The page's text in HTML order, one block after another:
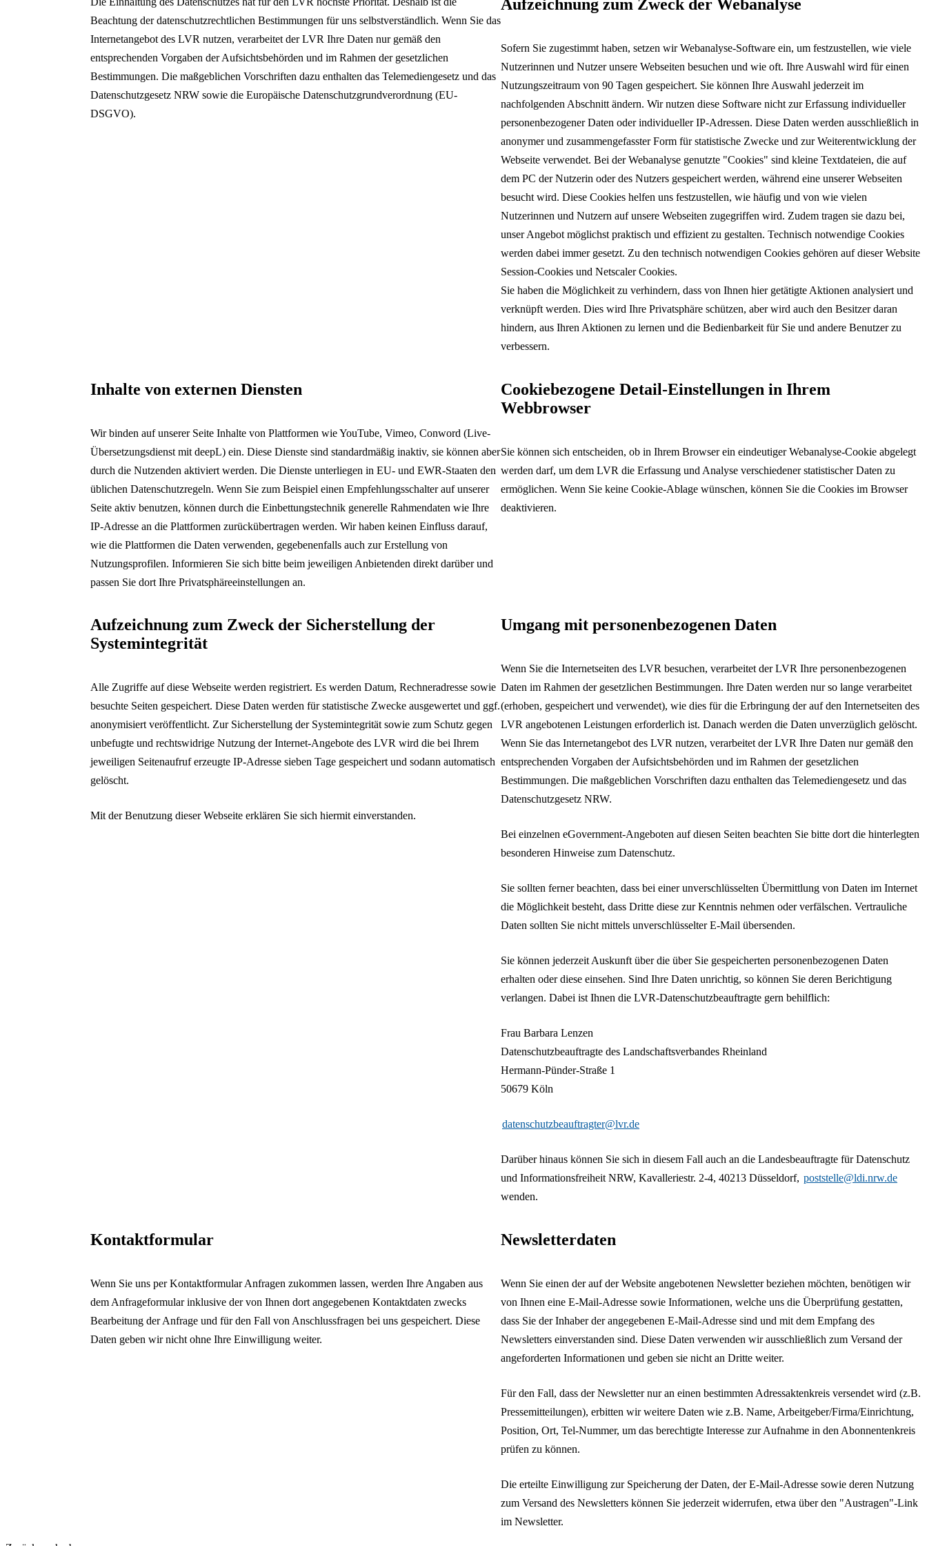
Tickets
Beachtung der datenschutzrechtlichen Bestimmungen für uns selbstverständlich. Wenn Sie das
Internetangebot des LVR nutzen, verarbeitet der LVR Ihre Daten nur gemäß den
entsprechenden Vorgaben der Aufsichtsbehörden und im Rahmen der gesetzlichen
Bestimmungen. Die maßgeblichen Vorschriften dazu enthalten das Telemediengesetz und das
Datenschutzgesetz NRW sowie die Europäische Datenschutzgrundverordnung (EU-
DSGVO).
Aufzeichnung zum Zweck der Webanalyse
Sofern Sie zugestimmt haben, setzen wir Webanalyse-Software ein, um festzustellen, wie viele
Nutzerinnen und Nutzer unsere Webseiten besuchen und wie oft. Ihre Auswahl wird für einen
Nutzungszeitraum von 90 Tagen gespeichert. Sie können Ihre Auswahl jederzeit im
nachfolgenden Abschnitt ändern. Wir nutzen diese Software nicht zur Erfassung individueller
personenbezogener Daten oder individueller IP-Adressen. Diese Daten werden ausschließlich in
anonymer und zusammengefasster Form für statistische Zwecke und zur Weiterentwicklung der
Webseite verwendet. Bei der Webanalyse genutzte "Cookies" sind kleine Textdateien, die auf
dem PC der Nutzerin oder des Nutzers gespeichert werden, während eine unserer Webseiten
besucht wird. Diese Cookies helfen uns festzustellen, wie häufig und von wie vielen
Nutzerinnen und Nutzern auf unsere Webseiten zugegriffen wird. Zudem tragen sie dazu bei,
unser Angebot möglichst praktisch und effizient zu gestalten. Technisch notwendige Cookies
werden dabei immer gesetzt. Zu den technisch notwendigen Cookies gehören auf dieser Website
Session-Cookies und Netscaler Cookies.
Sie haben die Möglichkeit zu verhindern, dass von Ihnen hier getätigte Aktionen analysiert und
verknüpft werden. Dies wird Ihre Privatsphäre schützen, aber wird auch den Besitzer daran
hindern, aus Ihren Aktionen zu lernen und die Bedienbarkeit für Sie und andere Benutzer zu
verbessern.
Inhalte von externen Diensten
Wir binden auf unserer Seite Inhalte von Plattformen wie YouTube, Vimeo, Conword (Live-
Übersetzungsdienst mit deepL) ein. Diese Dienste sind standardmäßig inaktiv, sie können aber
durch die Nutzenden aktiviert werden. Die Dienste unterliegen in EU- und EWR-Staaten den
üblichen Datenschutzregeln. Wenn Sie zum Beispiel einen Empfehlungsschalter auf unserer
Seite aktiv benutzen, können durch die Einbettungstechnik generelle Rahmendaten wie Ihre
IP-Adresse an die Plattformen zurückübertragen werden. Wir haben keinen Einfluss darauf,
wie die Plattformen die Daten verwenden, gegebenenfalls auch zur Erstellung von
Nutzungsprofilen. Informieren Sie sich bitte beim jeweiligen Anbietenden direkt darüber und
passen Sie dort Ihre Privatsphäreeinstellungen an.
Cookiebezogene Detail-Einstellungen in Ihrem
Webbrowser
Sie können sich entscheiden, ob in Ihrem Browser ein eindeutiger Webanalyse-Cookie abgelegt
werden darf, um dem LVR die Erfassung und Analyse verschiedener statistischer Daten zu
ermöglichen. Wenn Sie keine Cookie-Ablage wünschen, können Sie die Cookies im Browser
deaktivieren.
Aufzeichnung zum Zweck der Sicherstellung der
Systemintegrität
Alle Zugriffe auf diese Webseite werden registriert. Es werden Datum, Rechneradresse sowie
besuchte Seiten gespeichert. Diese Daten werden für statistische Zwecke ausgewertet und ggf.
anonymisiert veröffentlicht. Zur Sicherstellung der Systemintegrität sowie zum Schutz gegen
unbefugte und rechtswidrige Nutzung der Internet-Angebote des LVR wird die bei Ihrem
jeweiligen Seitenaufruf erzeugte IP-Adresse sieben Tage gespeichert und sodann automatisch
gelöscht.
Mit der Benutzung dieser Webseite erklären Sie sich hiermit einverstanden.
Umgang mit personenbezogenen Daten
Wenn Sie die Internetseiten des LVR besuchen, verarbeitet der LVR Ihre personenbezogenen
Daten im Rahmen der gesetzlichen Bestimmungen. Ihre Daten werden nur so lange verarbeitet
(erhoben, gespeichert und verwendet), wie dies für die Erbringung der auf den Internetseiten des
LVR angebotenen Leistungen erforderlich ist. Danach werden die Daten unverzüglich gelöscht.
Wenn Sie das Internetangebot des LVR nutzen, verarbeitet der LVR Ihre Daten nur gemäß den
entsprechenden Vorgaben der Aufsichtsbehörden und im Rahmen der gesetzlichen
Bestimmungen. Die maßgeblichen Vorschriften dazu enthalten das Telemediengesetz und das
Datenschutzgesetz NRW.
Bei einzelnen eGovernment-Angeboten auf diesen Seiten beachten Sie bitte dort die hinterlegten
besonderen Hinweise zum Datenschutz.
Sie sollten ferner beachten, dass bei einer unverschlüsselten Übermittlung von Daten im Internet
die Möglichkeit besteht, dass Dritte diese zur Kenntnis nehmen oder verfälschen. Vertrauliche
Daten sollten Sie nicht mittels unverschlüsselter E-Mail übersenden.
Sie können jederzeit Auskunft über die über Sie gespeicherten personenbezogenen Daten
erhalten oder diese einsehen. Sind Ihre Daten unrichtig, so können Sie deren Berichtigung
verlangen. Dabei ist Ihnen die LVR-Datenschutzbeauftragte gern behilflich:
Frau Barbara Lenzen
Datenschutzbeauftragte des Landschaftsverbandes Rheinland
Hermann-Pünder-Straße 1
50679 Köln
datenschutzbeauftragter@lvr.de
Darüber hinaus können Sie sich in diesem Fall auch an die Landesbeauftragte für Datenschutz
und Informationsfreiheit NRW, Kavalleriestr. 2-4, 40213 Düsseldorf, poststelle@ldi.nrw.de
wenden.
Kontaktformular
Wenn Sie uns per Kontaktformular Anfragen zukommen lassen, werden Ihre Angaben aus
dem Anfrageformular inklusive der von Ihnen dort angegebenen Kontaktdaten zwecks
Bearbeitung der Anfrage und für den Fall von Anschlussfragen bei uns gespeichert. Diese
Daten geben wir nicht ohne Ihre Einwilligung weiter.
Newsletterdaten
Wenn Sie einen der auf der Website angebotenen Newsletter beziehen möchten, benötigen wir
von Ihnen eine E-Mail-Adresse sowie Informationen, welche uns die Überprüfung gestatten,
dass Sie der Inhaber der angegebenen E-Mail-Adresse sind und mit dem Empfang des
Newsletters einverstanden sind. Diese Daten verwenden wir ausschließlich zum Versand der
angeforderten Informationen und geben sie nicht an Dritte weiter.
Für den Fall, dass der Newsletter nur an einen bestimmten Adressaktenkreis versendet wird (z.B.
Pressemitteilungen), erbitten wir weitere Daten wie z.B. Name, Arbeitgeber/Firma/Einrichtung,
Position, Ort, Tel-Nummer, um das berechtigte Interesse zur Aufnahme in den Abonnentenkreis
prüfen zu können.
Die erteilte Einwilligung zur Speicherung der Daten, der E-Mail-Adresse sowie deren Nutzung
zum Versand des Newsletters können Sie jederzeit widerrufen, etwa über den "Austragen"-Link
im Newsletter.